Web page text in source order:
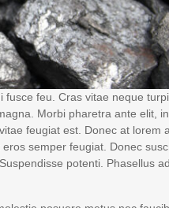
feu. Cras vitae neque
Morbi pharetra ante elit,
feugiat est. Donec at lorem
semper feugiat. Donec
potenti. Phasellus